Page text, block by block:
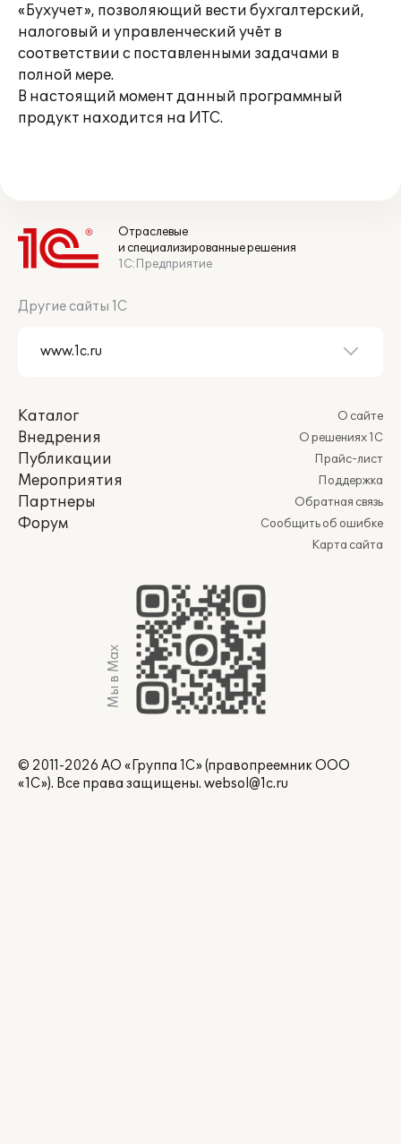
«Бухучет», позволяющий вести бухгалтерский,
налоговый и управленческий учёт в
соответствии с поставленными задачами в
полной мере.
В настоящий момент данный программный
продукт находится на ИТС.
Отраслевые
и специализированные решения
1С:Предприятие
Другие сайты 1С
Каталог
Внедрения
Публикации
Мероприятия
Партнеры
Форум
О сайте
О решениях 1С
Прайс-лист
Поддержка
Обратная связь
Сообщить об ошибке
Карта сайта
Мы в Max
© 2011-2026 АО «Группа 1С» (правопреемник ООО
«1С»). Все права защищены. websol@1c.ru